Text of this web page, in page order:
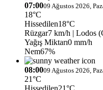
07:0009 Ağustos 2026,
18°C
Hissedilen18°C
Rüzgar7 km/h | Lodos
Yağış Miktarı0 mm/h
Nem67%
08:0009 Ağustos 2026,
21°C
Hissedilen21°C